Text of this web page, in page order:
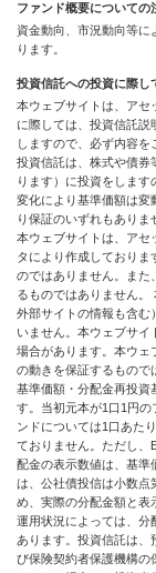
ファンド概要についての
資金動向、市況動向等に
ります。
投資信託への投資に際し
本ウェブサイトは、アセ
に際しては、投資信託
しますので、必ず内容を
投資信託は、株式や債券
ります）に投資をしま
変化により基準価額は変
り保証のいずれもありま
本ウェブサイトは、アセ
タにより作成しておりま
のではありません。また
るものではありません。
外部サイトの情報も含む
いません。本ウェブサイ
場合があります。本ウェ
の動きを保証するもので
基準価額・分配金再投資
す。当初元本が1口1円
ンドについては1口あた
ておりません。ただし、
配金の表示数値は、基準
は、公社債投信は小数点
め、実際の分配金額と表
運用状況によっては、分
あります。投資信託は、
び保険契約者保護機構の